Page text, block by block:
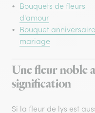
Bouquets de fleurs
d'amour
Bouquet
mariage
Une fleur noble
signification
Si la fleur de lys est